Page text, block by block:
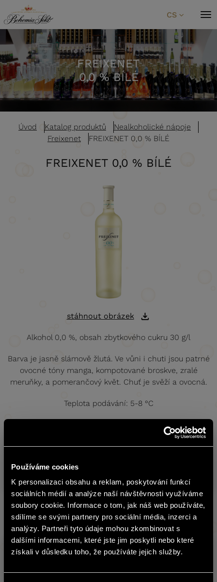
Používáme cookies
K personalizaci obsahu a reklam, poskytování funkcí
sociálních médií a analýze naší návštěvnosti využíváme
soubory cookie. Informace o tom, jak náš web používáte,
sdílíme se svými partnery pro sociální média, inzerci a
analýzy. Partneři tyto údaje mohou zkombinovat s
dalšími informacemi, které jste jim poskytli nebo které
získali v důsledku toho, že používáte jejich služby.
Přeskočit na obsah
CS
FREIXENET
0,0 % BÍLÉ
Úvod Katalog produktů
Nealkoholické nápoje
Freixenet
FREIXENET 0,0 % BÍLÉ
FREIXENET 0,0 % BÍLÉ
stáhnout obrázek
Alkohol 0,0 %, obsah zbytkového cukru 30 g/l
Barva je jasně slámově žlutá. Ve vůni i chuti jsou patrné
ovocné tóny manga, kompotované broskve, zralé
meruňky, a pomerančový květ. Chuť je svěží a ovocná.
Teplota podávání: 5-8 °C
Produkt
Další produkty z této značky
Obsah stránek BOHEMIA SEKT není
vhodný pro osoby mladší 18 let.
Jste starší 18 let?